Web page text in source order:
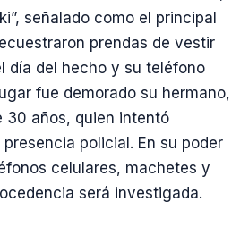
señalado como el principal
prendas de vestir
día del hecho y su teléfono
fue demorado su hermano,
30 años, quien intentó
policial. En su poder
celulares, machetes y
será investigada.